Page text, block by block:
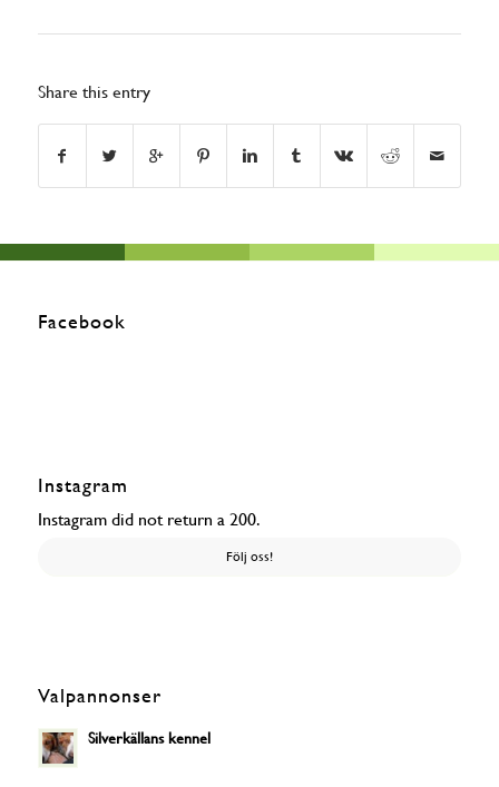
Share this entry
Facebook
Instagram
Instagram did not return a 200.
Följ oss!
Valpannonser
Silverkällans kennel